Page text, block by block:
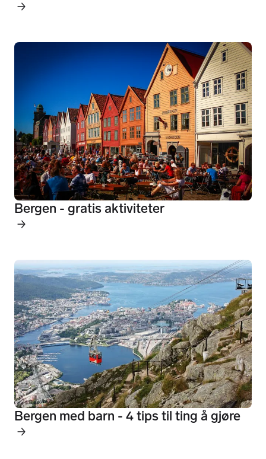
Bergen - gratis aktiviteter
Bergen med barn - 4 tips til ting å gjøre